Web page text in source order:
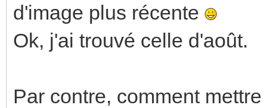
d'image plus récente
Ok, j'ai trouvé celle d'août.
Par contre, comment